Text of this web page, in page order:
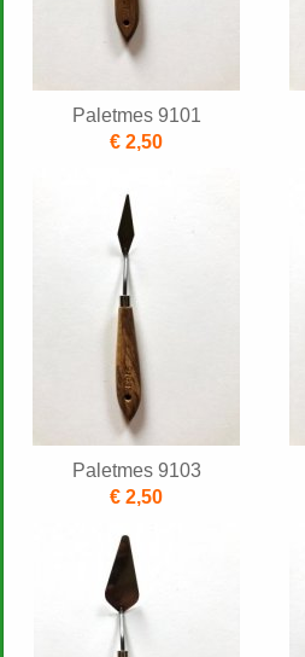
Paletmes 9101
€ 2,50
Paletmes 9103
€ 2,50